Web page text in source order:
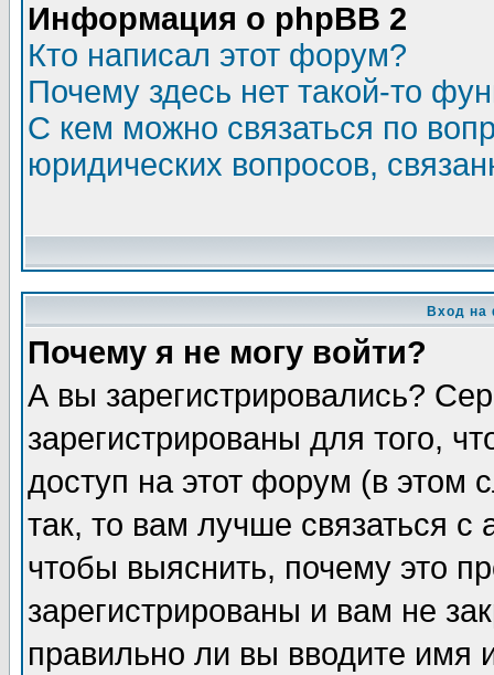
Информация о phpBB 2
Кто написал этот форум?
Почему здесь нет такой-то
С кем можно связаться по
юридических вопросов,
Вход на
Почему я не могу войти?
А вы зарегистрировались?
зарегистрированы для того,
доступ на этот форум (в этом
так, то вам лучше связаться
чтобы выяснить, почему это
зарегистрированы и вам не
правильно ли вы вводите